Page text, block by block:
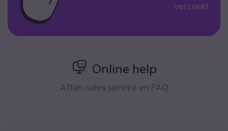
verzoek!
icon
Online help
After-sales service en FAQ